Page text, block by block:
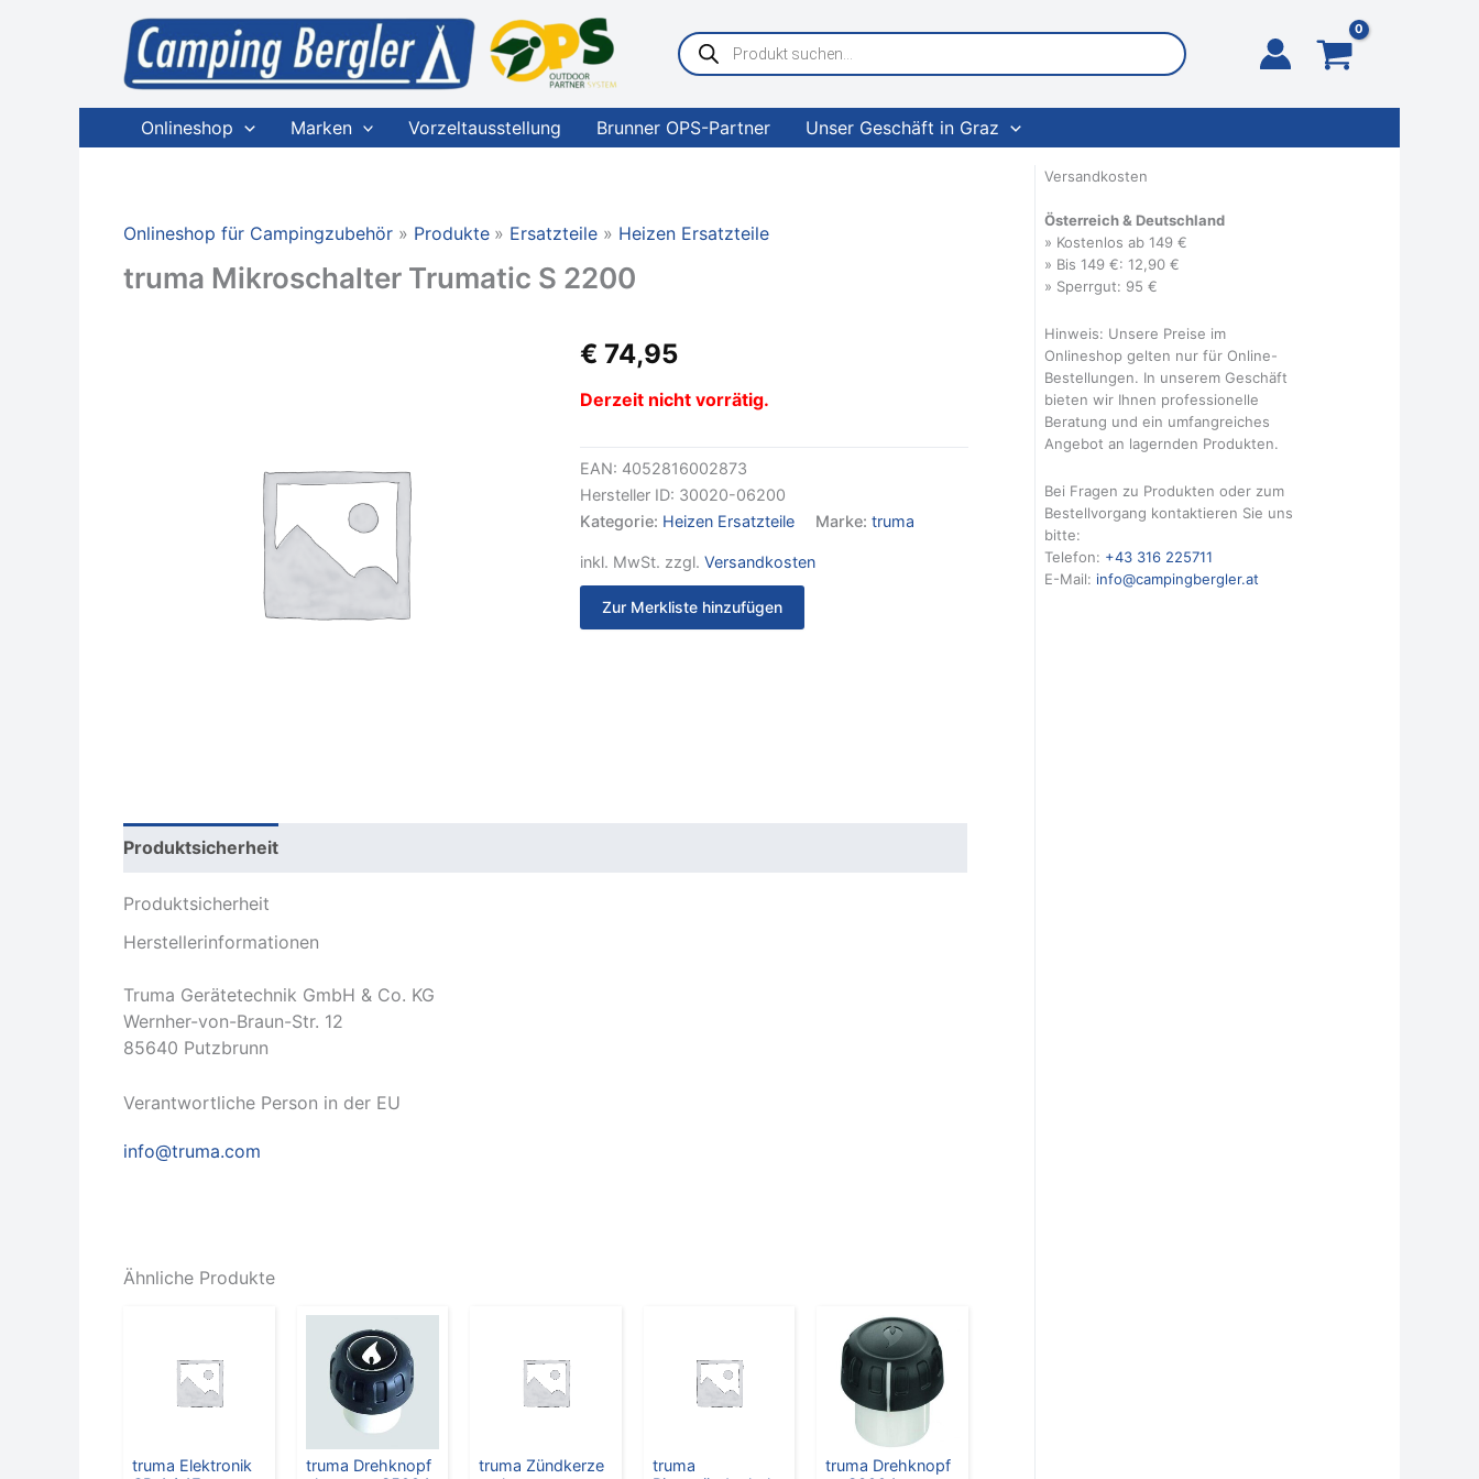
Products
search
Onlineshop Marken Vorzeltausstellung Brunner OPS-Partner Unser Geschäft in Graz
Onlineshop für Campingzubehör Produkte Ersatzteile Heizen Ersatzteile
truma Mikroschalter Trumatic S 2200
€ 74,95
Derzeit nicht vorrätig.
EAN: 4052816002873
Hersteller ID: 30020-06200
Kategorie: Heizen Ersatzteile Marke: truma
inkl. MwSt. zzgl. Versandkosten
Zur Merkliste hinzufügen
Produktsicherheit
Produktsicherheit
Herstellerinformationen
Truma Gerätetechnik GmbH & Co. KG
Wernher-von-Braun-Str. 12
85640 Putzbrunn
Verantwortliche Person in der EU
info@truma.com
Ähnliche Produkte
truma Elektronik
truma Drehknopf
truma Zündkerze
truma
truma Drehknopf
Versandkosten
Österreich & Deutschland
» Kostenlos ab 149 €
» Bis 149 €: 12,90 €
» Sperrgut: 95 €
Hinweis: Unsere Preise im
Onlineshop gelten nur für Online-
Bestellungen. In unserem Geschäft
bieten wir Ihnen professionelle
Beratung und ein umfangreiches
Angebot an lagernden Produkten.
Bei Fragen zu Produkten oder zum
Bestellvorgang kontaktieren Sie uns
bitte:
Telefon: +43 316 225711
E-Mail: info@campingbergler.at